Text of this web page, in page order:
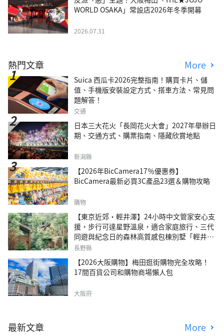
WORLD OSAKA」常設店2026年冬季開幕
2026.07.31
熱門文章 More
Suica 西瓜卡2026完整指南！購買卡片、儲
值、手機版安裝設定方式、搭車方法、常見問
題解答！
交通
日本三大花火「長岡花火大會」2027年舉辦日
期、交通方式、購票指南、隱藏欣賞地點
新潟縣
【2026年BicCamera17％優惠券】
BicCamera最新必買3C產品23選＆購物攻略
購物
【東京近郊・輕井澤】24小時中文管家安心支
援，步行可達星野溫泉，適合家庭旅行、三代
同遊與紀念日的森林高質感包棟別墅「輕井澤
森四季VILLA」
長野縣
【2026大阪購物】梅田逛街購物完全攻略！
17間百貨公司和購物商場懶人包
大阪府
最新文章 More